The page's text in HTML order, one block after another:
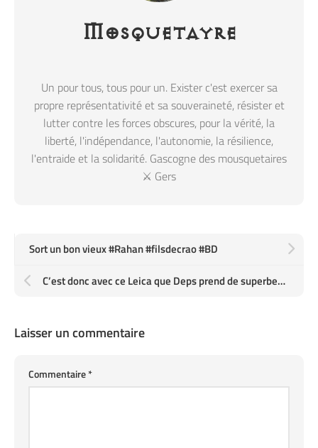
Mosquetayre
Un pour tous, tous pour un. Exister c'est exercer sa
propre représentativité et sa souveraineté, résister et
lutter contre les forces obscures, pour la vérité, la
liberté, l'indépendance, l'autonomie, la résilience,
l'entraide et la solidarité. Gascogne des mousquetaires
⚔️ Gers
Sort un bon vieux #Rahan #filsdecrao #BD
C’est donc avec ce Leica que Deps prend de superbes photos
Laisser un commentaire
Commentaire*